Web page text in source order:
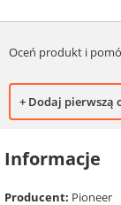
Oceń produkt i
+ Dodaj pierwszą
Informacje
Producent: Pioneer